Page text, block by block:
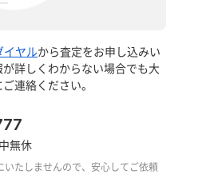
イヤルから査定をお申し込みい
詳しくわからない場合でも大
連絡ください。
無休
たしませんので、安心してご依頼